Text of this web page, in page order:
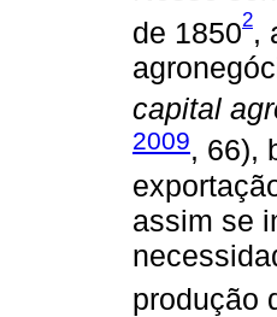
de 18502,
capital
2009, 66),
assim se
produção